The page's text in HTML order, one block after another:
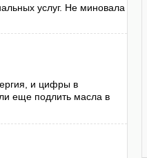
услуг. Не миновала
и цифры в
еще подлить масла в